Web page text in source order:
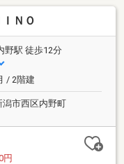
ＮＯ
野駅 徒歩12分
/ 2階建
潟市西区内野町
円